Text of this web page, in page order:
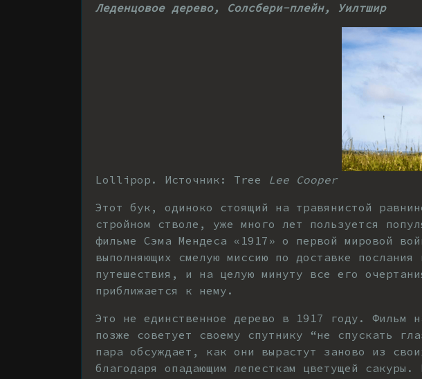
Леденцовое дерево, Солсбери-плейн, Уилтшир
Lollipop. Источник: Tree Lee Cooper
Этот бук, одиноко стоящий на травянистой
стройном стволе, уже много лет пользуется
фильме Сэма Мендеса «1917» о первой мировой
выполняющих смелую миссию по доставке
путешествия, и на целую минуту все его
приближается к нему.
Это не единственное дерево в 1917 году. Фильм
позже советует своему спутнику “не спускать
пара обсуждает, как они вырастут заново из
благодаря опадающим лепесткам цветущей